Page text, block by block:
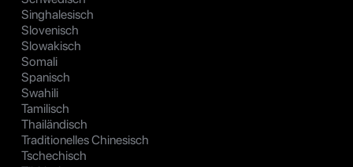
Singhalesisch
Slovenisch
Slowakisch
Somali
Spanisch
Swahili
Tamilisch
Thailändisch
Traditionelles Chinesisch
Tschechisch